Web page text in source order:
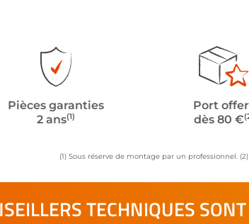
Pièces garanties
2 ans(1)
Port
dès 80 €
(1) Sous réserve de montage par un professionnel.
TECHNIQUES